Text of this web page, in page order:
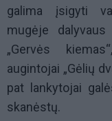
galima įsigyti
mugėje dalyvaus
„Gervės
augintojai „Gėlių
pat lankytojai
skanėstų.